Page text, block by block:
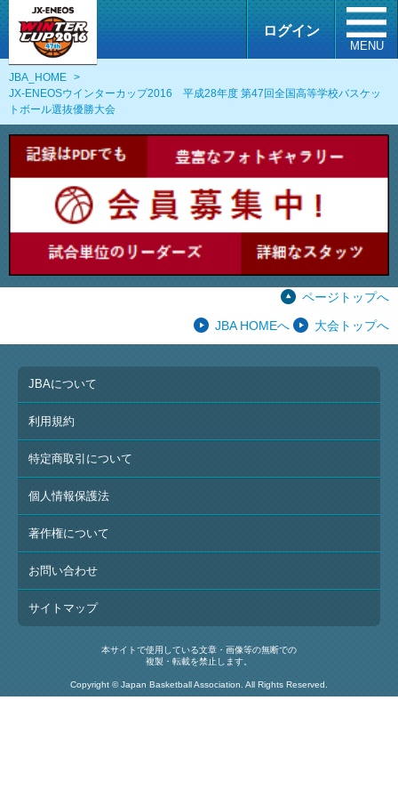
ログイン
MENU
JBA_HOME
>
JX-ENEOSウインターカップ2016 平成28年度 第47回全国高等学校バスケッ
トボール選抜優勝大会
ページトップへ
JBA HOMEへ
大会トップへ
JBAについて
利用規約
特定商取引について
個人情報保護法
著作権について
お問い合わせ
サイトマップ
本サイトで使用している文章・画像等の無断での
複製・転載を禁止します。
Copyright © Japan Basketball Association. All Rights Reserved.